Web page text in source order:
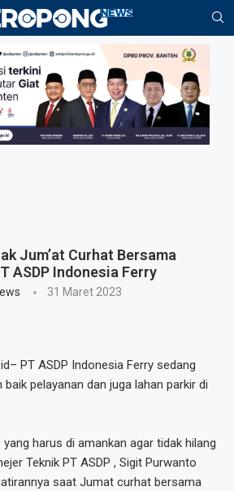
Jum’at Curhat Bersama
ASDP Indonesia Ferry
31 Maret 2023
PT ASDP Indonesia Ferry sedang
pelayanan dan juga lahan parkir di
harus di amankan agar tidak hilang
Teknik PT ASDP , Sigit Purwanto
saat Jumat curhat bersama